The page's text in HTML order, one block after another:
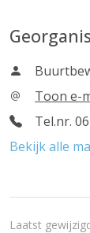
Toon e-
Tel.nr.
Bekijk alle
Laatst